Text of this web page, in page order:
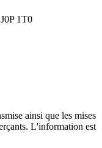
1T0
ainsi que les mises
L'information est